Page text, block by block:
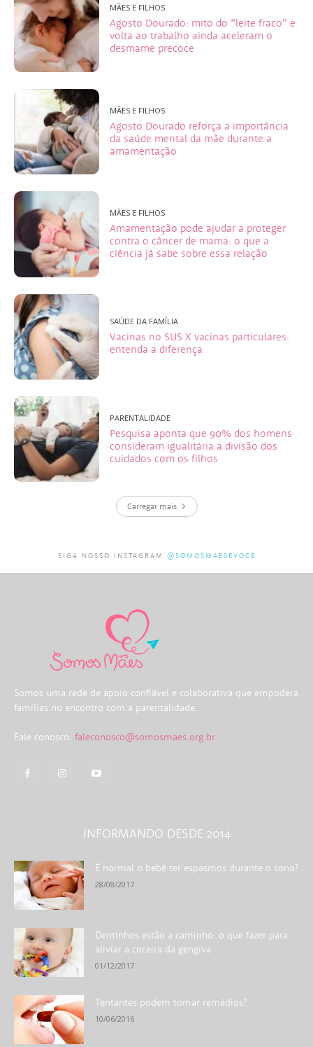
MÃES E FILHOS
Agosto Dourado: mito do “leite fraco” e
volta ao trabalho ainda aceleram o
desmame precoce
MÃES E FILHOS
Agosto Dourado reforça a importância
da saúde mental da mãe durante a
amamentação
MÃES E FILHOS
Amamentação pode ajudar a proteger
contra o câncer de mama: o que a
ciência já sabe sobre essa relação
SAÚDE DA FAMÍLIA
Vacinas no SUS X vacinas particulares:
entenda a diferença
PARENTALIDADE
Pesquisa aponta que 90% dos homens
consideram igualitária a divisão dos
cuidados com os filhos
Carregar mais
SIGA NOSSO INSTAGRAM @SOMOSMAESEVOCE
Somos uma rede de apoio confiável e colaborativa que empodera
famílias no encontro com a parentalidade.
Fale conosco: faleconosco@somosmaes.org.br
INFORMANDO DESDE 2014
É normal o bebê ter espasmos durante o sono?
28/08/2017
Dentinhos estão a caminho: o que fazer para
aliviar a coceira da gengiva
01/12/2017
Tentantes podem tomar remédios?
10/06/2016